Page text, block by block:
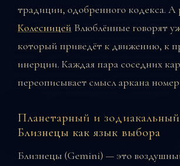
традиции, одобренного кодекса. А
Колесницей Влюблённые говорят
который приведёт к движению, к
инерции. Каждая пара соседних
переописывает смысл аркана
Планетарный и
Близнецы как язык выбора
Близнецы (Gemini) — это